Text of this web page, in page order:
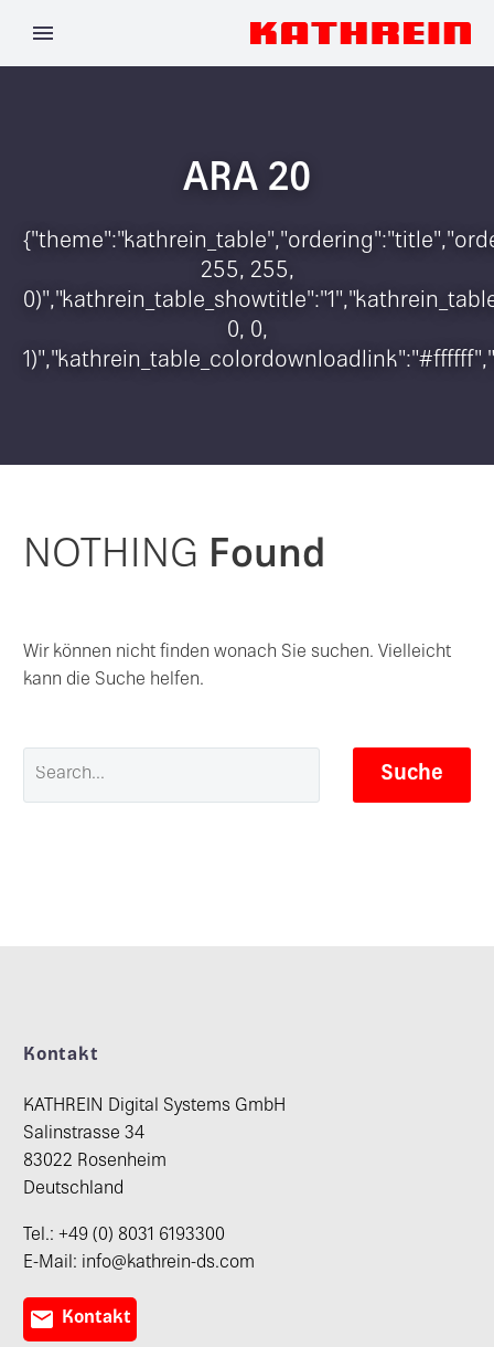
ARA 20
255, 255,
0, 0,
NOTHING Found
Wir können nicht finden wonach Sie suchen. Vielleicht
kann die Suche helfen.
Suche
Kontakt
KATHREIN Digital Systems GmbH
Salinstrasse 34
83022 Rosenheim
Deutschland
Tel.: +49 (0) 8031 6193300
E-Mail: info@kathrein-ds.com
 Kontakt